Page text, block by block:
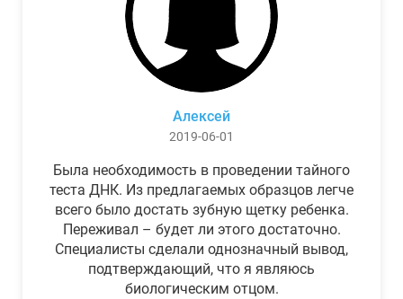
Алексей
2019-06-01
Была необходимость в проведении тайного
теста ДНК. Из предлагаемых образцов легче
всего было достать зубную щетку ребенка.
Переживал – будет ли этого достаточно.
Специалисты сделали однозначный вывод,
подтверждающий, что я являюсь
биологическим отцом.